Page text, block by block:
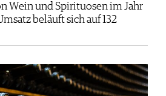
Wein und Spirituosen im Jahr
beläuft sich auf 132